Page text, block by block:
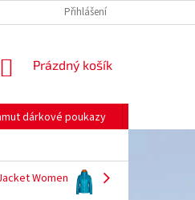
Přihlášení
NÁKUPNÍ
Prázdný košík
dárkové poukazy
Women